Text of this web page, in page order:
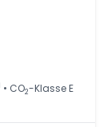
• CO2-Klasse E